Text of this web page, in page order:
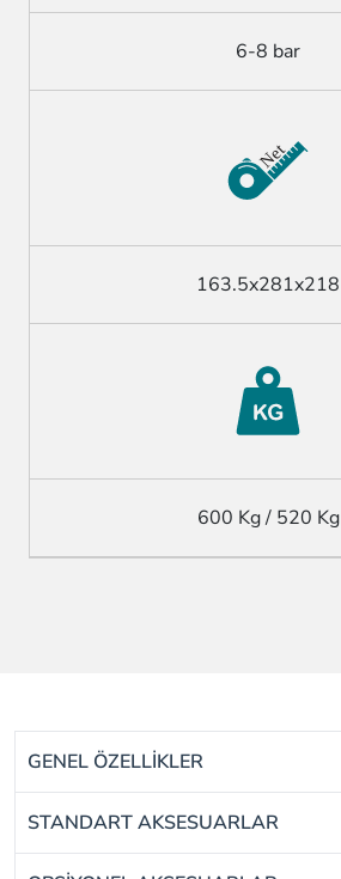
6-8 bar
163.5x281x218
600 Kg / 520 Kg
GENEL ÖZELLİKLER
STANDART AKSESUARLAR